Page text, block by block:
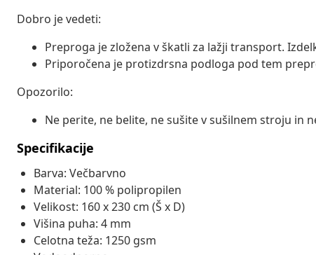
Dobro je vedeti:
Preproga je zložena v škatli za lažji transport.
Priporočena je protizdrsna podloga pod tem
Opozorilo:
Ne perite, ne belite, ne sušite v sušilnem stroju in
Specifikacije
Barva: Večbarvno
Material: 100 % polipropilen
Velikost: 160 x 230 cm (Š x D)
Višina puha: 4 mm
Celotna teža: 1250 gsm